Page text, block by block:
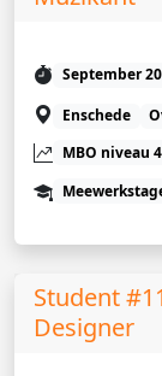
September
Enschede
MBO niveau 4
Student
Designer